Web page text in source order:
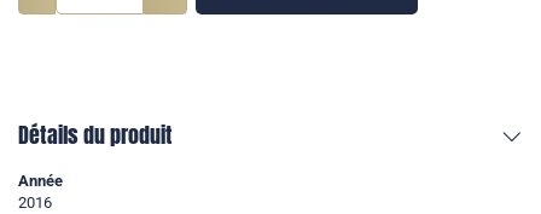
Détails du produit
Année
2016